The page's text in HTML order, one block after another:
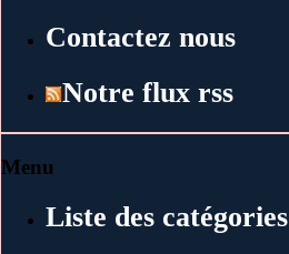
Contactez nous
Notre flux rss
Menu
Liste des catégories